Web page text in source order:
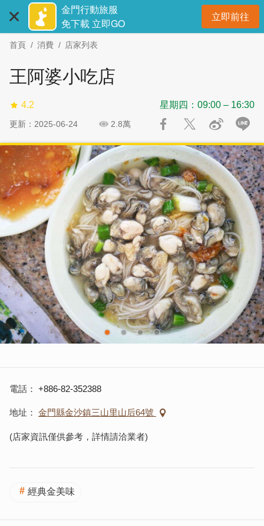
主
金門行動旅服
免下載 立即GO
立即前往開
首頁 消費 店家列表
王阿婆小吃店
4.2 星期四：09:00 – 16:30
更新：2025-06-24 2.8萬
社
電話 +886-82-352388
地址 金門縣金沙鎮三山里山后64號
(店家資訊僅供參考，詳情請洽業者)
經典金美味